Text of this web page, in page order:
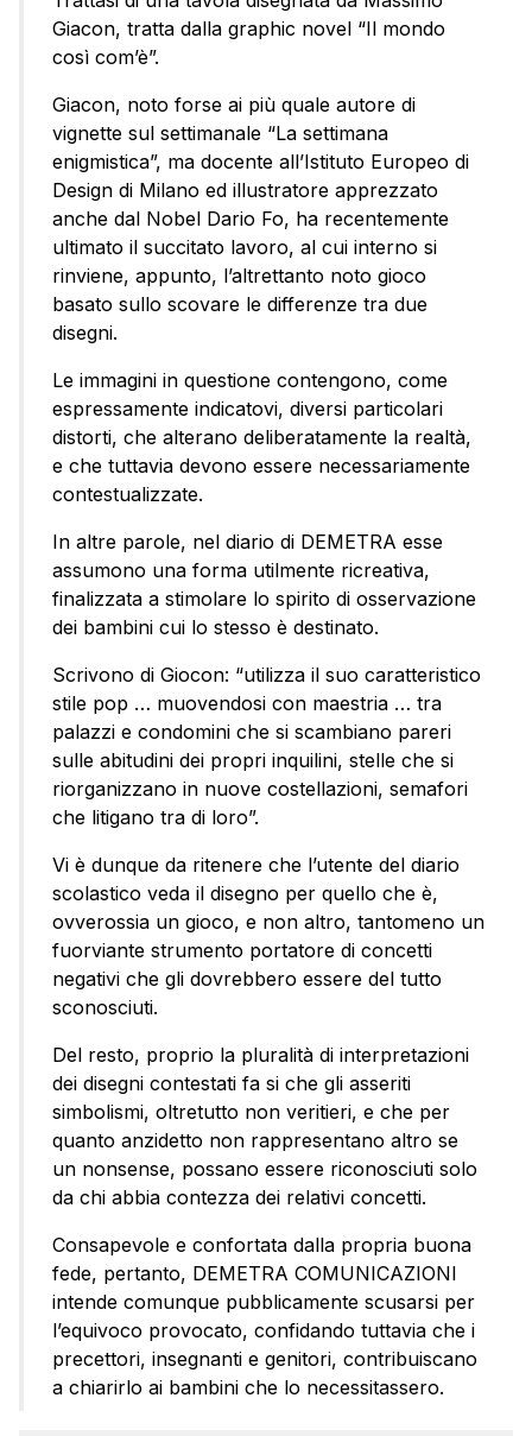
Giacon, tratta dalla graphic novel “Il mondo
così com’è”.
Giacon, noto forse ai più quale autore di
vignette sul settimanale “La settimana
enigmistica”, ma docente all’Istituto Europeo di
Design di Milano ed illustratore apprezzato
anche dal Nobel Dario Fo, ha recentemente
ultimato il succitato lavoro, al cui interno si
rinviene, appunto, l’altrettanto noto gioco
basato sullo scovare le differenze tra due
disegni.
Le immagini in questione contengono, come
espressamente indicatovi, diversi particolari
distorti, che alterano deliberatamente la realtà,
e che tuttavia devono essere necessariamente
contestualizzate.
In altre parole, nel diario di DEMETRA esse
assumono una forma utilmente ricreativa,
finalizzata a stimolare lo spirito di osservazione
dei bambini cui lo stesso è destinato.
Scrivono di Giocon: “utilizza il suo caratteristico
stile pop … muovendosi con maestria … tra
palazzi e condomini che si scambiano pareri
sulle abitudini dei propri inquilini, stelle che si
riorganizzano in nuove costellazioni, semafori
che litigano tra di loro”.
Vi è dunque da ritenere che l’utente del diario
scolastico veda il disegno per quello che è,
ovverossia un gioco, e non altro, tantomeno un
fuorviante strumento portatore di concetti
negativi che gli dovrebbero essere del tutto
sconosciuti.
Del resto, proprio la pluralità di interpretazioni
dei disegni contestati fa si che gli asseriti
simbolismi, oltretutto non veritieri, e che per
quanto anzidetto non rappresentano altro se
un nonsense, possano essere riconosciuti solo
da chi abbia contezza dei relativi concetti.
Consapevole e confortata dalla propria buona
fede, pertanto, DEMETRA COMUNICAZIONI
intende comunque pubblicamente scusarsi per
l’equivoco provocato, confidando tuttavia che i
precettori, insegnanti e genitori, contribuiscano
a chiarirlo ai bambini che lo necessitassero.